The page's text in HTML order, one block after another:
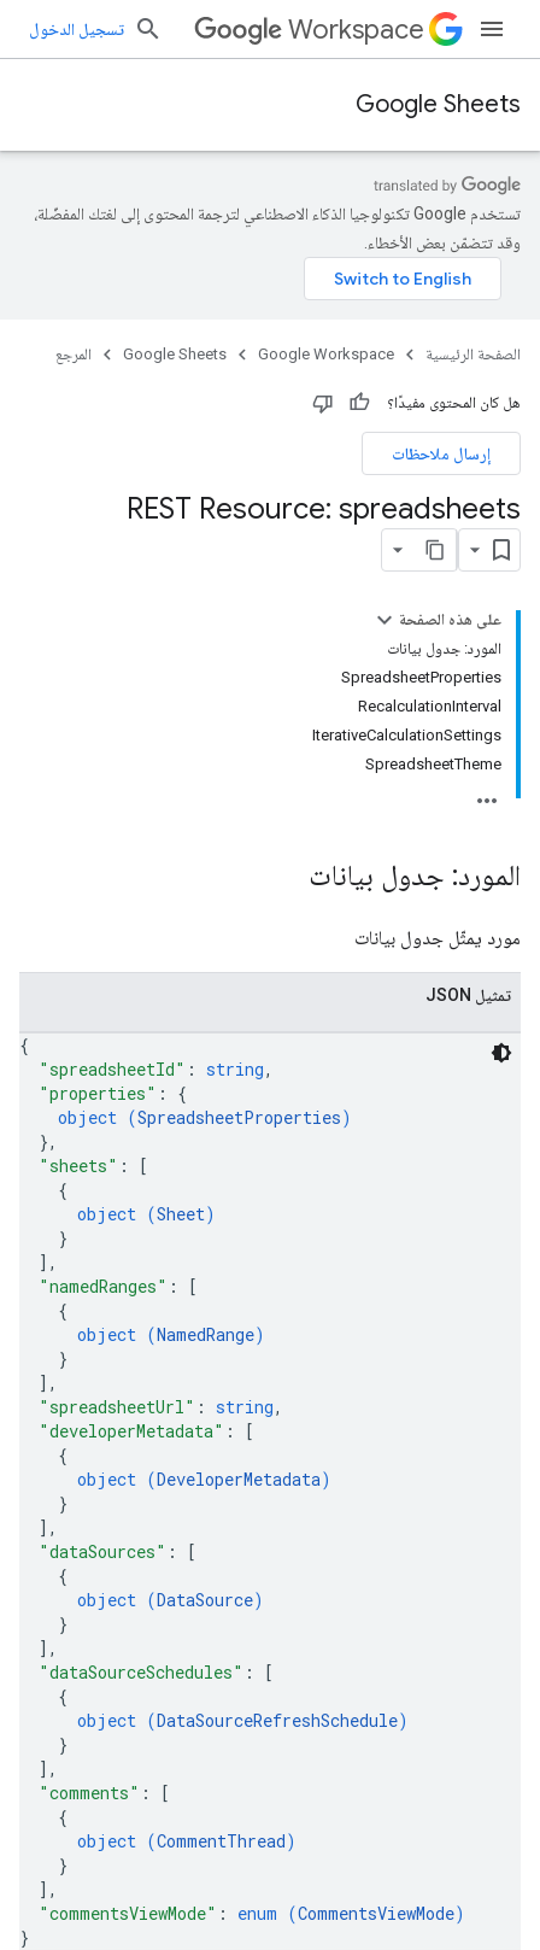
Workspace تسجيل الدخول
Google Sheets
تستخدم Google تكنولوجيا الذكاء الاصطناعي لترجمة المحتوى إلى لغتك المفضّلة،
وقد تتضمّن بعض الأخطاء.
الصفحة الرئيسية Google Workspace
Google Sheets المرجع
هل كان المحتوى مفيدًا؟
إرسال ملاحظات
REST Resource: spreadsheets
على هذه الصفحة
المورد: جدول بيانات
SpreadsheetProperties
RecalculationInterval
IterativeCalculationSettings
SpreadsheetTheme
المورد: جدول بيانات
مورد يمثّل جدول بيانات
تمثيل JSON
{
"spreadsheetId" : string,
"properties" : {
object (SpreadsheetProperties)
},
"sheets" :
[
{
object (Sheet)
}
] ,
"namedRanges" :
[
{
object (NamedRange)
}
] ,
"spreadsheetUrl" : string,
"developerMetadata" :
[
{
object (DeveloperMetadata)
}
] ,
"dataSources" :
[
{
object (DataSource)
}
] ,
"dataSourceSchedules" :
[
{
object (DataSourceRefreshSchedule)
}
] ,
"comments" :
[
{
object (CommentThread)
}
] ,
"commentsViewMode" : enum (CommentsViewMode)
}